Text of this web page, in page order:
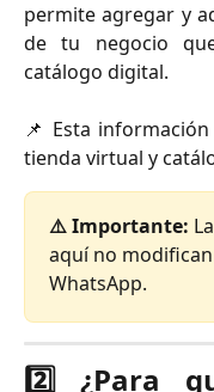
permite agregar y
de tu negocio
catálogo digital.
📌 Esta
tienda virtual y
⚠️ Importante:
aquí no
WhatsApp.
2️⃣ ¿Para